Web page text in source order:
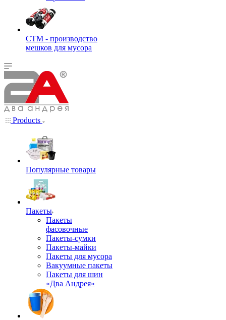
СТМ - производство
мешков для мусора
Products
Популярные товары
Пакеты
Пакеты
фасовочные
Пакеты-сумки
Пакеты-майки
Пакеты для мусора
Вакуумные пакеты
Пакеты для шин
«Два Андрея»